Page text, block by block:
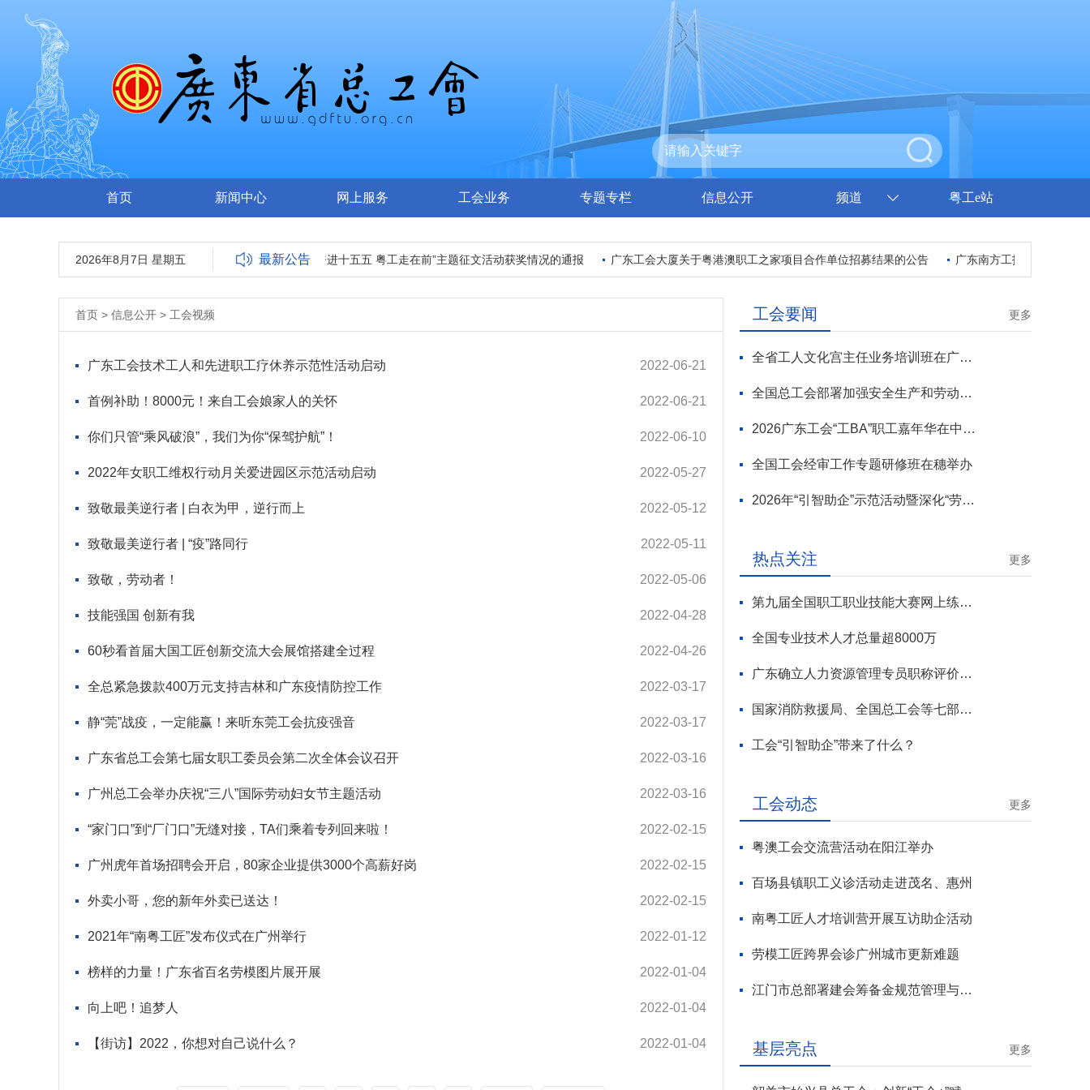
首页 新闻中心 网上服务 工会业务 专题专栏 信息公开 频道 粤工e站
2026年8月7日 星期五 最新公告
广东省总工会关于“奋进十五五 粤工走在前”主题征文活动获奖情况的通报 广东工会大厦关于粤港澳职工之家项目合作单位招募结果的公告 广东南方工报传媒有限公司
首页 > 信息公开 > 工会视频
广东工会技术工人和先进职工疗休养示范性活动启动 2022-06-21
首例补助！8000元！来自工会娘家人的关怀 2022-06-21
你们只管“乘风破浪”，我们为你“保驾护航”！ 2022-06-10
2022年女职工维权行动月关爱进园区示范活动启动 2022-05-27
致敬最美逆行者 | 白衣为甲，逆行而上 2022-05-12
致敬最美逆行者 | “疫”路同行 2022-05-11
致敬，劳动者！ 2022-05-06
技能强国 创新有我 2022-04-28
60秒看首届大国工匠创新交流大会展馆搭建全过程 2022-04-26
全总紧急拨款400万元支持吉林和广东疫情防控工作 2022-03-17
静“莞”战疫，一定能赢！来听东莞工会抗疫强音 2022-03-17
广东省总工会第七届女职工委员会第二次全体会议召开 2022-03-16
广州总工会举办庆祝“三八”国际劳动妇女节主题活动 2022-03-16
“家门口”到“厂门口”无缝对接，TA们乘着专列回来啦！ 2022-02-15
广州虎年首场招聘会开启，80家企业提供3000个高薪好岗 2022-02-15
外卖小哥，您的新年外卖已送达！ 2022-02-15
2021年“南粤工匠”发布仪式在广州举行 2022-01-12
榜样的力量！广东省百名劳模图片展开展 2022-01-04
向上吧！追梦人 2022-01-04
【街访】2022，你想对自己说什么？ 2022-01-04
工会要闻 更多
全省工人文化宫主任业务培训班在广州开班
全国总工会部署加强安全生产和劳动保护工作
2026广东工会“工BA”职工嘉年华在中山举行
全国工会经审工作专题研修班在穗举办
2026年“引智助企”示范活动暨深化“劳模工匠进万企”专项行动启动
热点关注 更多
第九届全国职工职业技能大赛网上练兵正式启动
全国专业技术人才总量超8000万
广东确立人力资源管理专员职称评价标准
国家消防救援局、全国总工会等七部门联合部署 开展全民消防安全素质提升行动
工会“引智助企”带来了什么？
工会动态 更多
粤澳工会交流营活动在阳江举办
百场县镇职工义诊活动走进茂名、惠州
南粤工匠人才培训营开展互访助企活动
劳模工匠跨界会诊广州城市更新难题
江门市总部署建会筹备金规范管理与基层工会组建攻坚行动
基层亮点 更多